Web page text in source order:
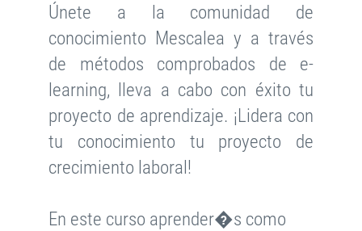
Únete a la comunidad de
conocimiento Mescalea y a través
de métodos comprobados de e-
learning, lleva a cabo con éxito tu
proyecto de aprendizaje. ¡Lidera con
tu conocimiento tu proyecto de
crecimiento laboral!
En este curso aprender�s como